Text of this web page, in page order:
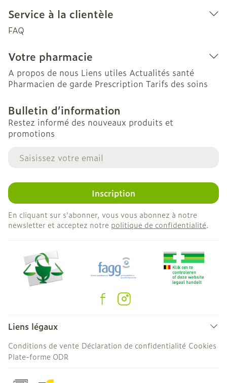
Service à la clientèle
FAQ
Votre pharmacie
A propos de nous Liens utiles Actualités santé
Pharmacien de garde Prescription Tarifs des soins
Bulletin d’information
Restez informé des nouveaux produits et
promotions
Adresse mail
Inscription
En cliquant sur s'abonner, vous vous abonnez à notre
newsletter et acceptez notre politique de confidentialité.
Liens légaux
Conditions de vente Déclaration de confidentialité Cookies
Plate-forme ODR